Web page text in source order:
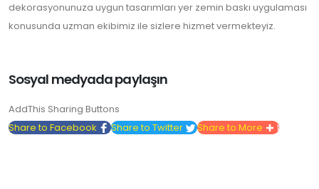
dekorasyonunuza uygun tasarımları yer zemin baskı uygulaması
konusunda uzman ekibimiz ile sizlere hizmet vermekteyiz.
Sosyal medyada paylaşın
AddThis Sharing Buttons
Share to Facebook
Share to Twitter Share to More 1